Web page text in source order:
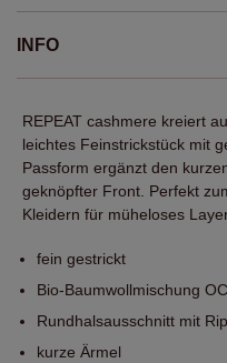
INFO
REPEAT cashmere kreiert
leichtes Feinstrickstück mit
Passform ergänzt den
geknöpfter Front. Perfekt
Kleidern für müheloses
fein gestrickt
Bio-Baumwollmischung
Rundhalsausschnitt mit
kurze Ärmel